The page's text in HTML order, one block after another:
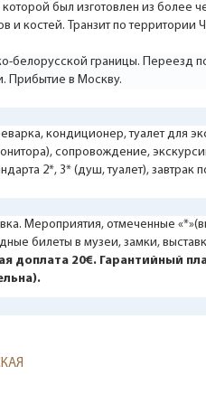
был изготовлен из более
и костей. Транзит по территории
белорусской границы. Переезд
Прибытие в Москву.
кондиционер, туалет для
сопровождение,
2*, 3* (душ, туалет), завтрак
Мероприятия, отмеченные
билеты в музеи, замки,
доплата 20€. Гарантийный